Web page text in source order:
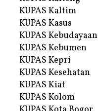
KUPAS Kaltim
KUPAS Kasus
KUPAS Kebudayaan
KUPAS Kebumen
KUPAS Kepri
KUPAS Kesehatan
KUPAS Kiat
KUPAS Kolom